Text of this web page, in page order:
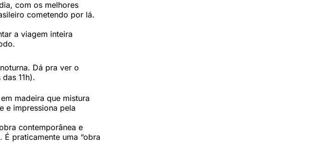
com os melhores
cometendo por lá.
a viagem inteira
Dá pra ver o
11h).
madeira que mistura
e impressiona pela
contemporânea e
praticamente uma “obra